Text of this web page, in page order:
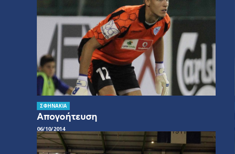
ΣΦΗΝΑΚΙΑ
Απογοήτευση
06/10/2014